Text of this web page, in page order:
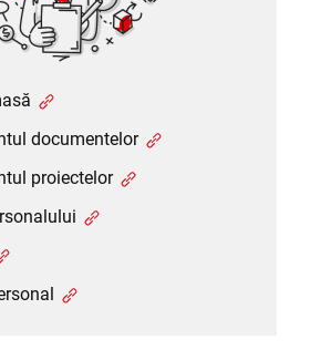
documentelor
proiectelor
Salarizare
Declarații personal